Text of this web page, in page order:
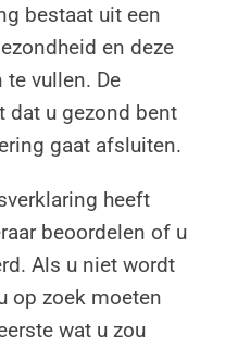
bestaat uit een
en deze
te vullen. De
dat u gezond bent
gaat afsluiten.
heeft
beoordelen of u
Als u niet wordt
op zoek moeten
wat u zou